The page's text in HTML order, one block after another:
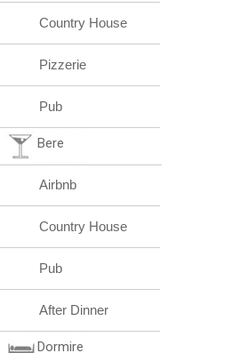
Country House
Pizzerie
Pub
Bere
Airbnb
Country House
Pub
After Dinner
Dormire